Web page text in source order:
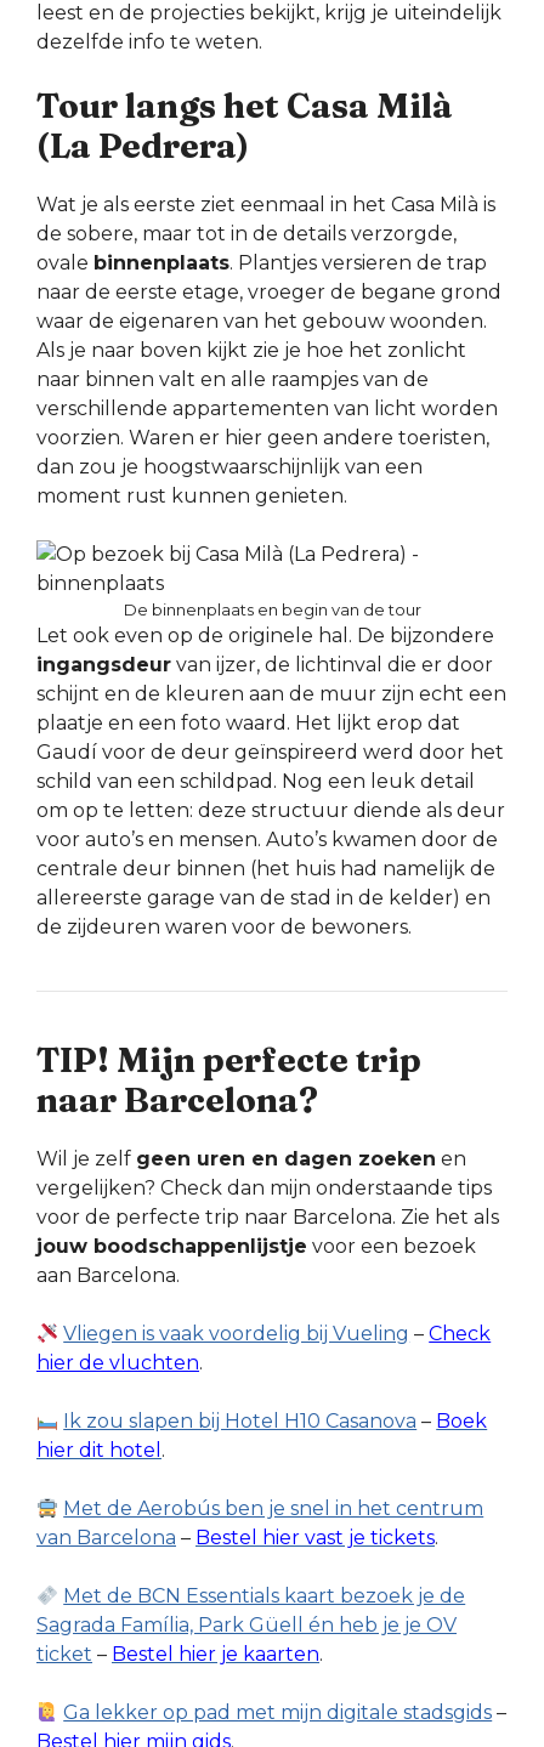
leest en de projecties bekijkt, krijg je uiteindelijk
dezelfde info te weten.
Tour langs het Casa Milà
(La Pedrera)
Wat je als eerste ziet eenmaal in het Casa Milà is
de sobere, maar tot in de details verzorgde,
ovale binnenplaats. Plantjes versieren de trap
naar de eerste etage, vroeger de begane grond
waar de eigenaren van het gebouw woonden.
Als je naar boven kijkt zie je hoe het zonlicht
naar binnen valt en alle raampjes van de
verschillende appartementen van licht worden
voorzien. Waren er hier geen andere toeristen,
dan zou je hoogstwaarschijnlijk van een
moment rust kunnen genieten.
De binnenplaats en begin van de tour
Let ook even op de originele hal. De bijzondere
ingangsdeur van ijzer, de lichtinval die er door
schijnt en de kleuren aan de muur zijn echt een
plaatje en een foto waard. Het lijkt erop dat
Gaudí voor de deur geïnspireerd werd door het
schild van een schildpad. Nog een leuk detail
om op te letten: deze structuur diende als deur
voor auto’s en mensen. Auto’s kwamen door de
centrale deur binnen (het huis had namelijk de
allereerste garage van de stad in de kelder) en
de zijdeuren waren voor de bewoners.
TIP! Mijn perfecte trip
naar Barcelona?
Wil je zelf geen uren en dagen zoeken en
vergelijken? Check dan mijn onderstaande tips
voor de perfecte trip naar Barcelona. Zie het als
jouw boodschappenlijstje voor een bezoek
aan Barcelona.
Vliegen is vaak voordelig bij Vueling –Check
hier de vluchten.
Ik zou slapen bij Hotel H10 Casanova – Boek
hier dit hotel .
Met de Aerobús ben je snel in het centrum
van Barcelona – Bestel hier vast je tickets.
Met de BCN Essentials kaart bezoek je de
Sagrada Família, Park Güell én heb je je OV
ticket – Bestel hier je kaarten.
Ga lekker op pad met mijn digitale stadsgids –
Bestel hier mijn gids.